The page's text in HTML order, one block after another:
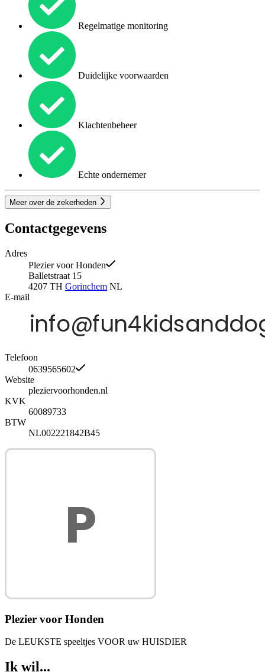
Regelmatige monitoring
Duidelijke voorwaarden
Klachtenbeheer
Echte ondernemer
Meer over de zekerheden
Contactgegevens
Adres
Plezier voor Honden
Balletstraat 15
4207 TH Gorinchem NL
E-mail
Telefoon
0639565602
Website
pleziervoorhonden.nl
KVK
60089733
BTW
NL002221842B45
Plezier voor Honden
De LEUKSTE speeltjes VOOR uw HUISDIER
Ik wil...